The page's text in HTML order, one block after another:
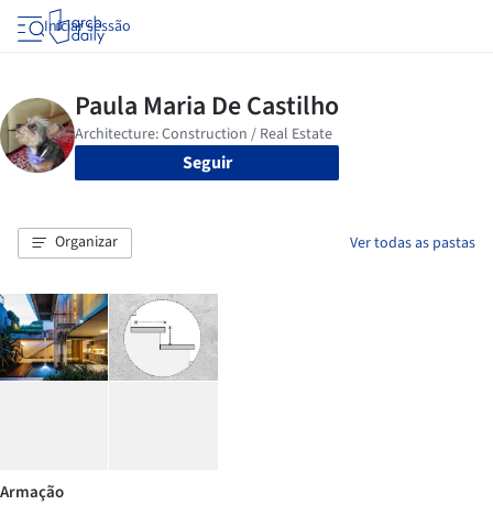
Iniciar sessão
Seguir
Organizar Ver todas as pastas
Armação